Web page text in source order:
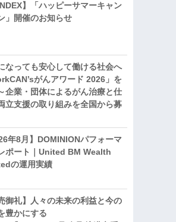
】「ハッピーサマーキャン
」開催のお知らせ
なっても安心して働ける社会へ
がんアワード 2026」を
企業・団体によるがん治療と仕
立支援の取り組みを全国から募
年8月】DOMINIONパフォーマ
ポート｜United BM Wealth
の運用実績
御礼】人々の未来の利益と今の
豊かにする